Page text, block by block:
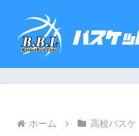
ホーム 高校バスケ